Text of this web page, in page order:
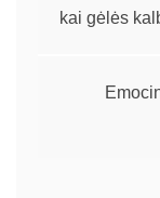
kai gėlės